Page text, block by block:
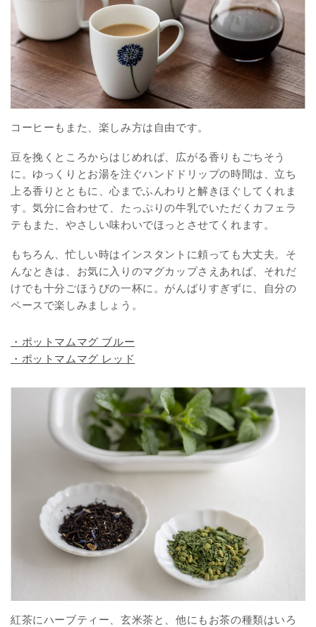
コーヒーもまた、楽しみ方は自由です。
豆を挽くところからはじめれば、広がる香りもごちそう
に。ゆっくりとお湯を注ぐハンドドリップの時間は、立ち
上る香りとともに、心までふんわりと解きほぐしてくれま
す。気分に合わせて、たっぷりの牛乳でいただくカフェラ
テもまた、やさしい味わいでほっとさせてくれます。
もちろん、忙しい時はインスタントに頼っても大丈夫。そ
んなときは、お気に入りのマグカップさえあれば、それだ
けでも十分ごほうびの一杯に。がんばりすぎずに、自分の
ペースで楽しみましょう。
・ポットマムマグ ブルー
・ポットマムマグ レッド
紅茶にハーブティー、玄米茶と、他にもお茶の種類はいろ